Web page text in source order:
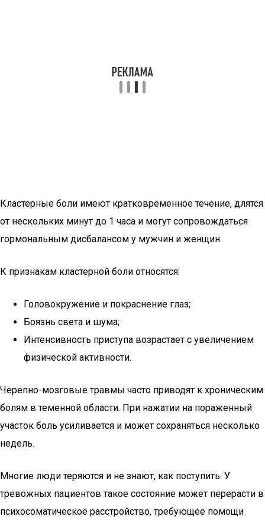
Кластерные боли имеют кратковременное течение, длятся
от нескольких минут до 1 часа и могут сопровождаться
гормональным дисбалансом у мужчин и женщин.
К признакам кластерной боли относятся:
Головокружение и покраснение глаз;
Боязнь света и шума;
Интенсивность приступа возрастает с увеличением
физической активности.
Черепно-мозговые травмы часто приводят к хроническим
болям в теменной области. При нажатии на пораженный
участок боль усиливается и может сохраняться несколько
недель.
Многие люди теряются и не знают, как поступить. У
тревожных пациентов такое состояние может перерасти в
психосоматическое расстройство, требующее помощи